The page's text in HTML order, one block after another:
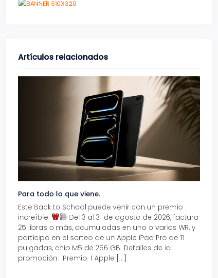
Artículos relacionados
Para todo lo que viene.
Este Back to School puede venir con un premio
increíble.
Del 3 al 31 de agosto de 2026, factura
25 libras o más, acumuladas en uno o varios WR, y
participa en el sorteo de un Apple iPad Pro de 11
pulgadas, chip M5 de 256 GB. Detalles de la
promoción: Premio: 1 Apple […]